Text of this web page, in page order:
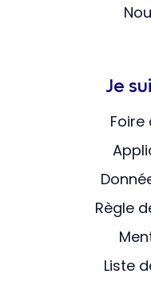
Je
Foire
Règle
Liste